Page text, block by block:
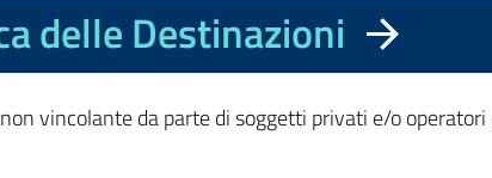
delle Destinazioni
vincolante da parte di soggetti privati e/o